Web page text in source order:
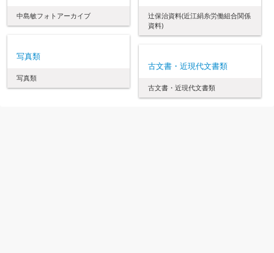
辻保治資料(近江絹糸労働組合関係
資料)
中島敏フォトアーカイブ
写真類
写真類
古文書・近現代文書類
古文書・近現代文書類